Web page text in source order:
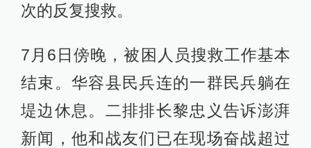
次的反复搜救。
7月6日傍晚，被困人员搜救工作基本
结束。华容县民兵连的一群民兵躺在
堤边休息。二排排长黎忠义告诉澎湃
新闻，他和战友们已在现场奋战超过